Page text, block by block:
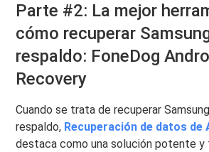
Parte #2: La mejor
cómo recuperar
respaldo: FoneDog
Recovery
Cuando se trata de recuperar
respaldo, Recuperación de datos de
destaca como una solución potente y